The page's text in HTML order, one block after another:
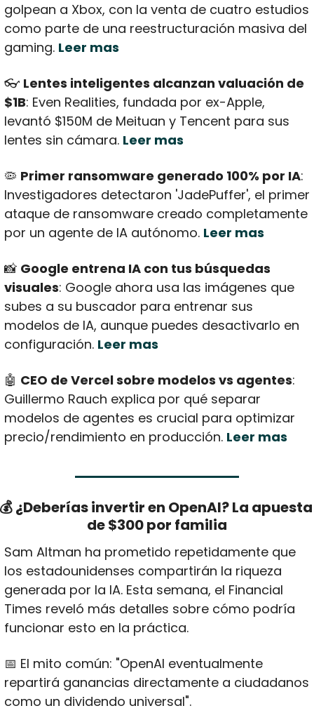
golpean a Xbox, con la venta de cuatro estudios
como parte de una reestructuración masiva del
gaming. Leer mas
👓 Lentes inteligentes alcanzan valuación de
$1B: Even Realities, fundada por ex-Apple,
levantó $150M de Meituan y Tencent para sus
lentes sin cámara. Leer mas
🦠 Primer ransomware generado 100% por IA:
Investigadores detectaron 'JadePuffer', el primer
ataque de ransomware creado completamente
por un agente de IA autónomo. Leer mas
📸 Google entrena IA con tus búsquedas
visuales: Google ahora usa las imágenes que
subes a su buscador para entrenar sus
modelos de IA, aunque puedes desactivarlo en
configuración. Leer mas
🤖 CEO de Vercel sobre modelos vs agentes:
Guillermo Rauch explica por qué separar
modelos de agentes es crucial para optimizar
precio/rendimiento en producción. Leer mas
¿Deberías invertir en OpenAI? La apuesta
de $300 por familia
Sam Altman ha prometido repetidamente que
los estadounidenses compartirán la riqueza
generada por la IA. Esta semana, el Financial
Times reveló más detalles sobre cómo podría
funcionar esto en la práctica.
📅 El mito común: "OpenAI eventualmente
repartirá ganancias directamente a ciudadanos
como un dividendo universal".